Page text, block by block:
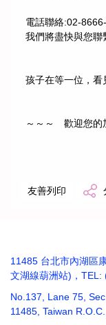
電話聯絡:02-
我們將盡快與您聯
孩子在等一位，看
～～～ 歡迎您
友善列印
11485 台北市內湖區
文湖線葫洲站)，
No.137, Lane 75,
11485, Taiwan